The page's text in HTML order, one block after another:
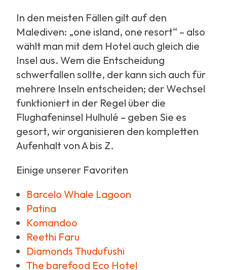
In den meisten Fällen gilt auf den
Malediven: „one island, one resort“ – also
wählt man mit dem Hotel auch gleich die
Insel aus. Wem die Entscheidung
schwerfallen sollte, der kann sich auch für
mehrere Inseln entscheiden; der Wechsel
funktioniert in der Regel über die
Flughafeninsel Hulhulé – geben Sie es
gesort, wir organisieren den kompletten
Aufenhalt von A bis Z.
Einige unserer Favoriten
Barcelo Whale Lagoon
Patina
Komandoo
Reethi Faru
Diamonds Thudufushi
The barefood Eco Hotel